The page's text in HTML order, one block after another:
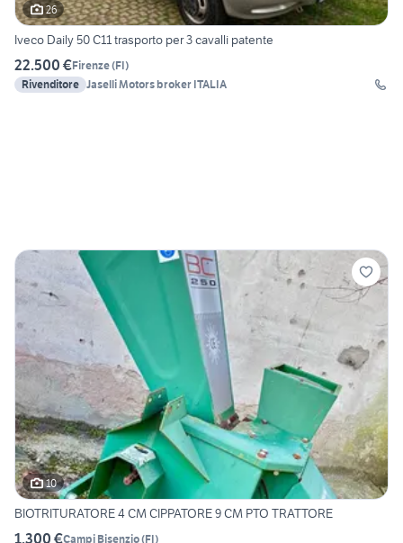
26
Iveco Daily 50 C11 trasporto per 3 cavalli patente
22.500 €Firenze(FI)
Rivenditore Jaselli Motors broker ITALIA
10
BIOTRITURATORE 4 CM CIPPATORE 9 CM PTO TRATTORE
1.300 €Campi Bisenzio(FI)